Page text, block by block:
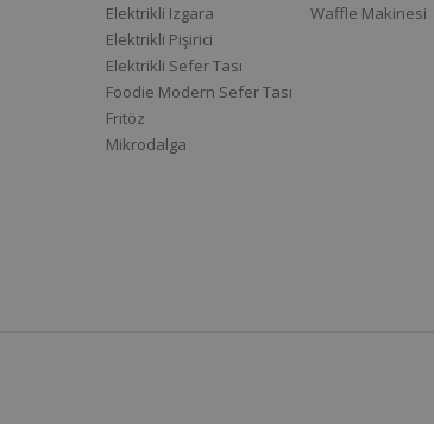
Elektrikli Izgara
Elektrikli Pişirici
Elektrikli Sefer Tası
Foodie Modern Sefer Tası
Fritöz
Mikrodalga
Waffle Makinesi